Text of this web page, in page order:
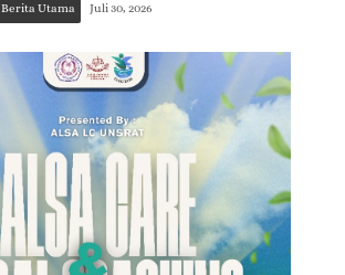
Berita Utama Juli 30, 2026